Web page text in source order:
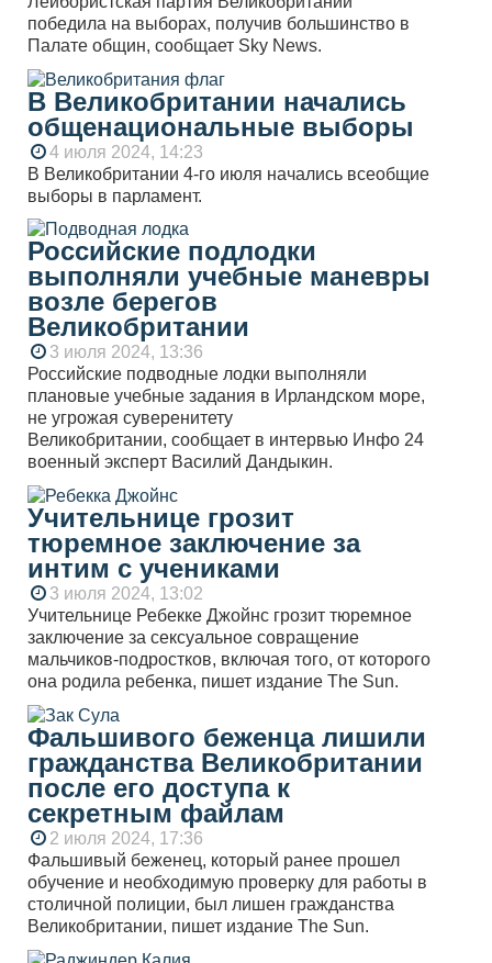
победила на выборах, получив большинство в
Палате общин, сообщает Sky News.
В Великобритании начались
общенациональные выборы
4 июля 2024, 14:23
В Великобритании 4-го июля начались всеобщие
выборы в парламент.
Российские подлодки
выполняли учебные маневры
возле берегов
Великобритании
3 июля 2024, 13:36
Российские подводные лодки выполняли
плановые учебные задания в Ирландском море,
не угрожая суверенитету
Великобритании, сообщает в интервью Инфо 24
военный эксперт Василий Дандыкин.
Учительнице грозит
тюремное заключение за
интим с учениками
3 июля 2024, 13:02
Учительнице Ребекке Джойнс грозит тюремное
заключение за сексуальное совращение
мальчиков-подростков, включая того, от которого
она родила ребенка, пишет издание The Sun.
Фальшивого беженца лишили
гражданства Великобритании
после его доступа к
секретным файлам
2 июля 2024, 17:36
Фальшивый беженец, который ранее прошел
обучение и необходимую проверку для работы в
столичной полиции, был лишен гражданства
Великобритании, пишет издание The Sun.